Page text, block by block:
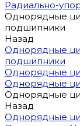
Радиально-
Однорядные
подшипники
Назад
Однорядные
подшипники
Однорядные
Однорядные
Однорядные
Назад
Однорядные